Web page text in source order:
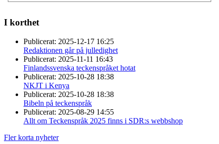
I korthet
Publicerat: 2025-12-17 16:25
Redaktionen går på julledighet
Publicerat: 2025-11-11 16:43
Finlandssvenska teckenspråket hotat
Publicerat: 2025-10-28 18:38
NKJT i Kenya
Publicerat: 2025-10-28 18:38
Bibeln på teckenspråk
Publicerat: 2025-08-29 14:55
Allt om Teckenspråk 2025 finns i SDR:s webbshop
Fler korta nyheter